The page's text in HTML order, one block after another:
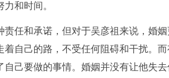
和时间。
责任和承诺，但对于吴彦祖来说，婚
着自己的路，不受任何阻碍和干扰。
自己要做的事情。婚姻并没有让他失